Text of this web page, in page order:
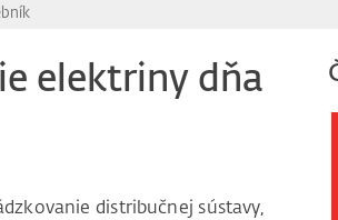
elektriny dňa
distribučnej sústavy,